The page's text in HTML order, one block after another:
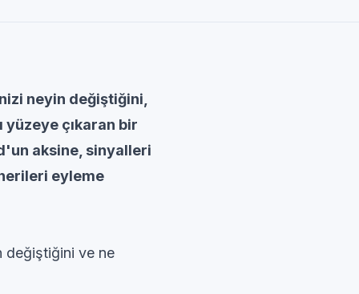
neyin değiştiğini,
yüzeye çıkaran bir
aksine, sinyalleri
eyleme
ve ne